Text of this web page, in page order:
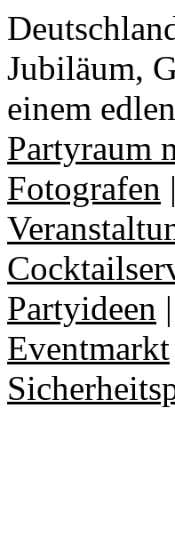
Jubiläum,
einem
Partyraum
Fotografen |
Partyideen |
Eventmarkt